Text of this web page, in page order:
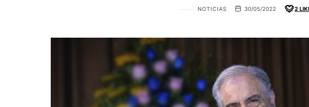
NOTICIAS 30/05/2022 2